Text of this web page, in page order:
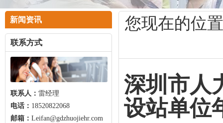
新闻资讯
联系方式
联系人： 雷经理
电话： 18520822068
邮箱： Leifan@gdzhuojiehr.com
您现在的位
深圳市人
设站单位